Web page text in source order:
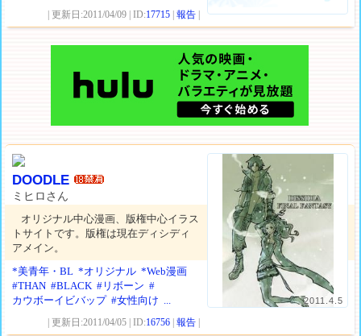
| 更新日:2011/04/09 | ID:17715 |報告
2011.4.5
DOODLE
ミヒロさん
オリジナル中心漫画、版権中心イラス
トサイトです。版権は現在ディシディ
アメイン。
*美青年・BL *オリジナル *Web漫画
#THAN #BLACK #リボーン #
カウボーイビバップ #女性向け ...
| 更新日:2011/04/05 | ID:16756 |報告